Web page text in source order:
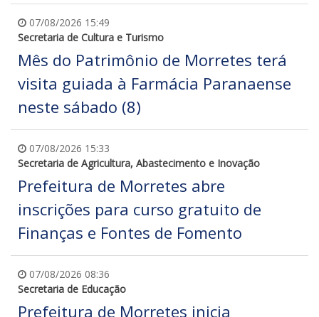
07/08/2026 15:49
Secretaria de Cultura e Turismo
Mês do Patrimônio de Morretes terá
visita guiada à Farmácia Paranaense
neste sábado (8)
07/08/2026 15:33
Secretaria de Agricultura, Abastecimento e Inovação
Prefeitura de Morretes abre
inscrições para curso gratuito de
Finanças e Fontes de Fomento
07/08/2026 08:36
Secretaria de Educação
Prefeitura de Morretes inicia